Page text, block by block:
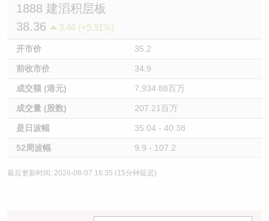
1888 建滔积层板
38.36
3.46 (+9.91%)
开市价 35.2
前收市价 34.9
成交额 (港元) 7,934.88百万
成交量 (股数) 207.21百万
是日波幅 35.04 - 40.38
52周波幅 9.9 - 107.2
最后更新时间: 2026-08-07 16:35 (15分钟延迟)